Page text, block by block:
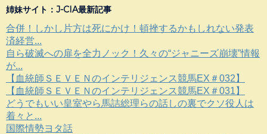
姉妹サイト：J-CIA最新記事
合併！しかし片方は死にかけ！頓挫するかもしれない発表
済経営...
自ら破滅への扉を全力ノック！久々の“ジャニーズ崩壊”情報
が...
【血統師ＳＥＶＥＮのインテリジェンス競馬EX＃032】
【血統師ＳＥＶＥＮのインテリジェンス競馬EX＃031】
どうでもいい皇室やら馬詰総理らの話しの裏でクソ役人は
着々と...
国際情勢ヨタ話